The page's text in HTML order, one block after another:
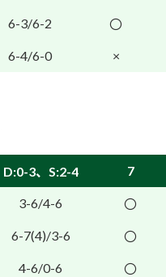
6-3/6-2 〇
6-4/6-0 ×
D:0-3、S:2-4 7
3-6/4-6 〇
6-7(4)/3-6 〇
4-6/0-6 〇